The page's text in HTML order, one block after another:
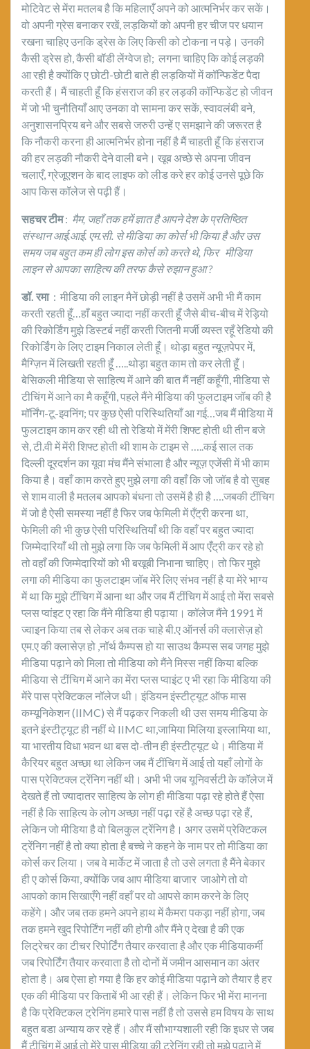
मोटिवेट से मेंरा मतलब है कि महिलाएँ अपने को आत्मनिर्भर कर सकें।
वो अपनी ग्रेस बनाकर रखें, लड़कियों को अपनी हर चीज पर धयान
रखना चाहिए उनकि ड्रेस के लिए किसी को टोकना न पड़े। उनकी
कैसी ड्रेस हो, कैसी बॉडी लेंग्वेज हो; लगना चाहिए कि कोई लड़की
आ रही है क्योंकि ए छोटी‌-छोटी बाते ही लड़कियों में कॉन्फिडेंट पैदा
करती हैं। मैं चाहती हूँ कि हंसराज की हर लड़की कॉन्फिडेंट हो जीवन
में जो भी चुनौतियाँ आए उनका वो सामना कर सकें, स्वावलंबी बने,
अनुशासनप्रिय बने और सबसे जरुरी उन्हें ए समझाने की जरूरत है
कि नौकरी करना ही आत्मनिर्भर होना नहीं है मैं चाहती हूँ कि हंसराज
की हर लड़की नौकरी देने वाली बने। खूब अच्छे से अपना जीवन
चलाएँ, ग्रेजूएशन के बाद लाइफ को लीड करे हर कोई उनसे पूछे कि
आप किस कॉलेज से पढ़ी हैं।
सहचर टीम: मैम, जहाँ तक हमें ज्ञात है आपने देश के प्रतिष्ठित
संस्थान आई.आई. एम.सी. से मीडिया का कोर्स भी किया है और उस
समय जब बहुत कम ही लोग इस कोर्स को करते थे, फिर मीडिया
लाइन से आपका साहित्य की तरफ कैसे रुझान हुआ ?
डॉ. रमा: मीडिया की लाइन मैनें छोड़ी नहीं है उसमें अभी भी मैं काम
करती रहती हूँ…हाँ बहुत ज्यादा नहीं करती हूँ जैसे बीच‌‌-बीच में रेड़ियो
की रिकोर्डिंग मुझे डिस्टर्ब नहीं करती जितनी मर्जी व्यस्त रहूँ रेडियो की
रिकोर्डिंग के लिए टाइम निकाल लेती हूँ। थोड़ा बहुत न्यूज़पेपर में,
मैग्ज़िन में लिखती रहती हूँ …..थोड़ा बहुत काम तो कर लेती हूँ।
बेसिकली मीडिया से साहित्य में आने की बात मैं नहीं कहूँगी, मीडिया से
टीचिंग में आने का मै कहूँगी, पहले मैंने मीडिया की फुलटाइम जॉब की है
मॉर्निंग-टू-इवनिंग; पर कुछ ऐसी परिस्थितियाँ आ गई…जब मैं मीडिया में
फुलटाइम काम कर रही थी तो रेडियो में मेंरी शिफ्ट होती थी तीन बजे
से, टी.वी में मेंरी शिफ्ट होती थी शाम के टाइम से …..कई साल तक
दिल्ली दूरदर्शन का यूवा मंच मैंने संभाला है और न्यूज़ एजेंसी में भी काम
किया है। वहाँ काम करते हुए मुझे लगा की वहाँ कि जो जॉब है वो सुबह
से शाम वाली है मतलब आपको बंधना तो उसमें है ही है ….जबकी टींचिग
में जो है ऐसी समस्या नहीं है फिर जब फेमिली में एँट्री करना था,
फेमिली की भी कुछ ऐसी परिस्थितियाँ थी कि वहाँ पर बहुत ज्यादा
जिम्मेदारियाँ थी तो मुझे लगा कि जब फेमिली में आप एँट्री कर रहे हो
तो वहाँ की जिम्मेदारियों को भी बखूबी निभाना चाहिए। तो फिर मुझे
लगा की मीडिया का फुलटाइम जॉब मेंरे लिए संभव नहीं है या मेंरे भाग्य
में था कि मुझे टींचिग में आना था और जब मैं टींचिग में आई तो मेंरा सबसे
प्लस प्वांइट ए रहा कि मैंने मीडिया ही पढ़ाया। कॉलेज मैंने 1991 में
ज्वाइन किया तब से लेकर अब तक चाहे बी.ए ऑनर्स की क्लासेज़ हो
एम.ए की क्लासेज़ हो ,नॉर्थ कैम्पस हो या साउथ कैम्पस सब जगह मुझे
मीडिया पढ़ाने को मिला तो मीडिया को मैंने मिस्स नहीं किया बल्कि
मीडिया से टींचिग में आने का मेंरा प्लस प्वाइंट ए भी रहा कि मीडिया की
मेंरे पास प्रेक्टिकल नॉलेज थी। इंडियन इंस्टीट्यूट ऑफ मास
कम्यूनिकेशन (IIMC) से मैं पढ़कर निकली थी उस समय मीडिया के
इतने इंस्टीट्यूट ही नहीं थे IIMC था,जामिया मिलिया इस्लामिया था,
या भारतीय विधा भवन था बस दो-तीन ही इंस्टीट्यूट थे। मीडिया में
कैरियर बहुत अच्छा था लेकिन जब मैं टींचिग में आई तो यहाँ लोगों के
पास प्रेक्टिक्ल ट्रेंनिग नहीं थी। अभी भी जब यूनिवर्सटी के कॉलेज में
देखते हैं तो ज्यादातर साहित्य के लोग ही मीडिया पढ़ा रहे होते हैं ऐसा
नहीं है कि साहित्य के लोग अच्छा नहीं पढ़ा रहें है अच्छ पढ़ा रहे हैं,
लेकिन जो मीडिया है वो बिलकुल ट्रेंनिग है। अगर उसमें प्रेक्टिकल
ट्रेंनिग नहीं है तो क्या होता है बच्चे ने कहने के नाम पर तो मीडिया का
कोर्स कर लिया। जब वे मार्केट में जाता है तो उसे लगता है मैंने बेकार
ही ए कोर्स किया, क्योंकि जब आप मीडिया बाजार जाओगे तो वो
आपको काम सिखाएँगे नहीं वहाँ पर वो आपसे काम करने के लिए
कहेंगे। और जब तक हमने अपने हाथ में कैमरा पकड़ा नहीं होगा, जब
तक हमने खुद रिपोर्टिंग नहीं की होगी और मैंने ए देखा है की एक
लिट्रेचर का टीचर रिपोर्टिंग तैयार करवाता है और एक मीडियाकर्मी
जब रिपोर्टिंग तैयार करवाता है तो दोनों में जमीन आसमान का अंतर
होता है। अब ऐसा हो गया है कि हर कोई मीडिया पढ़ाने को तैयार है हर
एक की मीडिया पर किताबें भी आ रही हैं। लेकिन फिर भी मेंरा मानना
है कि प्रेक्टिकल ट्रेनिंग हमारे पास नहीं है तो उससे हम विषय के साथ
बहुत बडा अन्याय कर रहे हैं। और मैं सौभाग्यशाली रही कि इधर से जब
मैं टीचिंग में आई तो मेंरे पास मीडिया की ट्रेनिंग रही तो मुझे पढाने में